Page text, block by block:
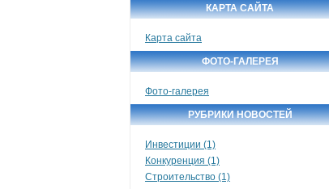
КАРТА САЙТА
Карта сайта
ФОТО-ГАЛЕРЕЯ
Фото-галерея
РУБРИКИ НОВОСТЕЙ
Инвестиции (1)
Конкуренция (1)
Строительство (1)